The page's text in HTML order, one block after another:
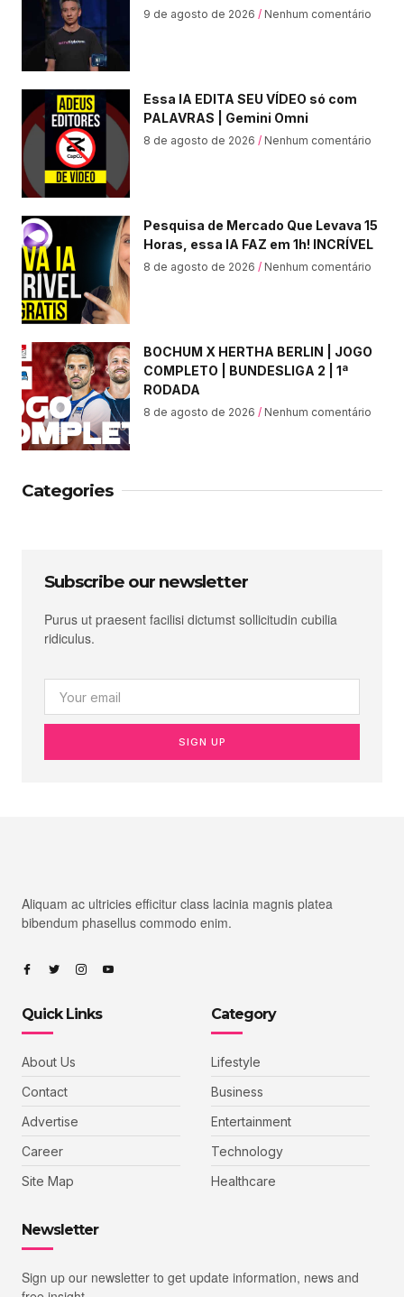
9 de agosto de 2026 Nenhum comentário
Essa IA EDITA SEU VÍDEO só com
PALAVRAS | Gemini Omni
8 de agosto de 2026 Nenhum comentário
Pesquisa de Mercado Que Levava 15
Horas, essa IA FAZ em 1h! INCRÍVEL
8 de agosto de 2026 Nenhum comentário
BOCHUM X HERTHA BERLIN | JOGO
COMPLETO | BUNDESLIGA 2 | 1ª
RODADA
8 de agosto de 2026 Nenhum comentário
Categories
Subscribe our newsletter
Purus ut praesent facilisi dictumst sollicitudin cubilia
ridiculus.
SIGN UP
Aliquam ac ultricies efficitur class lacinia magnis platea
bibendum phasellus commodo enim.
Quick Links
About Us
Contact
Advertise
Career
Site Map
Category
Lifestyle
Business
Entertainment
Technology
Healthcare
Newsletter
Sign up our newsletter to get update information, news and